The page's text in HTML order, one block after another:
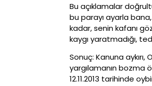
Bu açıklamalar
bu parayı ayarla
kadar, senin kafanı
kaygı yaratmadığı,
Sonuç: Kanuna
yargılamanın bozma
12.11.2013 tarihinde